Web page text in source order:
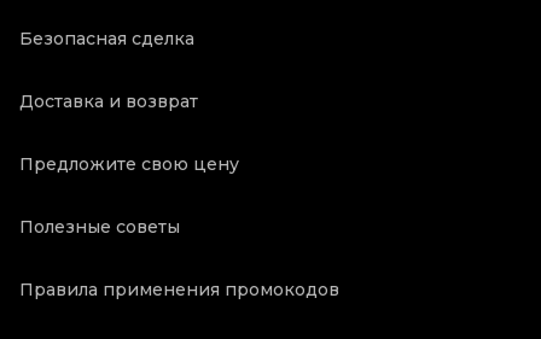
Безопасная сделка
Доставка и возврат
Предложите свою цену
Полезные советы
Правила применения промокодов